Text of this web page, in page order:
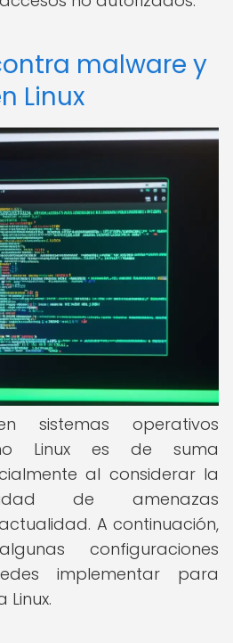
malware y
Linux
sistemas operativos
Linux es de suma
al considerar la
de amenazas
A continuación,
configuraciones
implementar para